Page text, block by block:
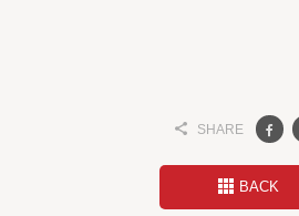
SHARE
BACK